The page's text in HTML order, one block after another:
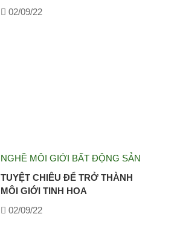
02/09/22
NGHỀ MÔI GIỚI BẤT ĐỘNG SẢN
TUYỆT CHIÊU ĐỂ TRỞ THÀNH
MÔI GIỚI TINH HOA
02/09/22